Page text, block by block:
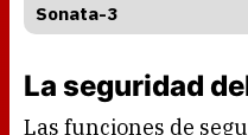
Sonata-3
La seguridad
Las funciones de